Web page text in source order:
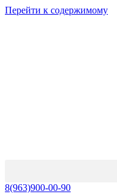
Перейти к содержимому
8(963)900-00-90